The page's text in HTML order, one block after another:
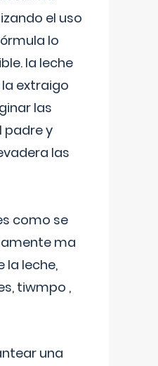
el uso
lo
la leche
extraigo
las
padre y
las
como se
ma
la leche,
tiwmpo ,
una